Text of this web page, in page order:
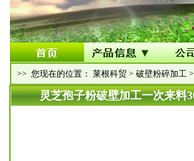
>> 您现在的位置： 莱根科贸 > 破壁粉碎加工
灵芝孢子粉破壁加工一次来料